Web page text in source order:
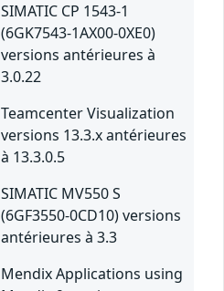
SIMATIC CP 1543-1
(6GK7543-1AX00-0XE0)
versions antérieures à
3.0.22
Teamcenter Visualization
versions 13.3.x antérieures
à 13.3.0.5
SIMATIC MV550 S
(6GF3550-0CD10) versions
antérieures à 3.3
Mendix Applications using